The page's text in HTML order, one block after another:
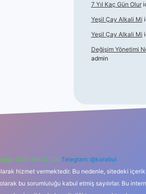
7 Yıl Kaç Gün Olur
Yeşil Çay Alkali Mi
Yeşil Çay Alkali Mi
Değişim Yönetimi
admin
0262 606 0 726 Telegram: @karabul
hizmet vermektedir. Bu nedenle, sitedeki
bu sorumluluğu kabul etmiş sayılırlar. Bu